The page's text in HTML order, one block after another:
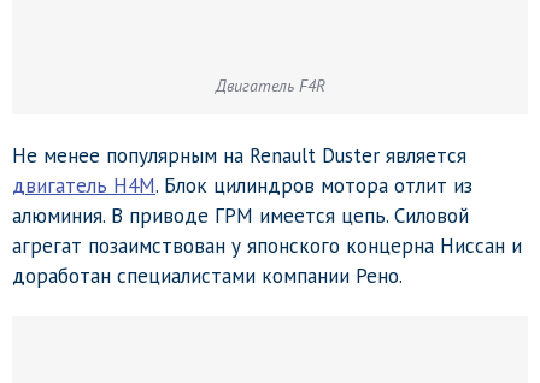
Двигатель F4R
Не менее популярным на Renault Duster является
двигатель H4M. Блок цилиндров мотора отлит из
алюминия. В приводе ГРМ имеется цепь. Силовой
агрегат позаимствован у японского концерна Ниссан и
доработан специалистами компании Рено.